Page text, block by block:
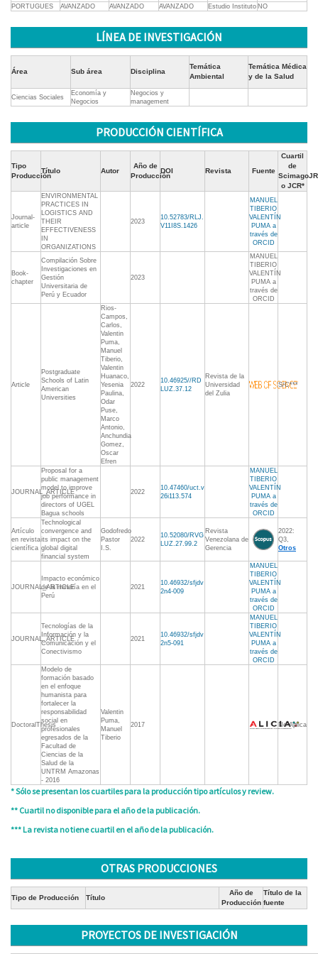
PORTUGUES
AVANZADO AVANZADO AVANZADO Estudio Instituto NO
LÍNEA DE INVESTIGACIÓN
Área Sub área Disciplina
Temática
Ambiental
Temática Médica
y de la Salud
Ciencias Sociales
Economía y
Negocios
Negocios y
management
PRODUCCIÓN CIENTÍFICA
Tipo
Producción
Título Autor
Año de
Producción
DOI Revista Fuente
Cuartil
de
ScimagoJR
o JCR*
Journal-
article
ENVIRONMENTAL
PRACTICES IN
LOGISTICS AND
THEIR
EFFECTIVENESS
IN
ORGANIZATIONS
2023
10.52783/RLJ.
V11I8S.1426
MANUEL
TIBERIO
VALENTÍN
PUMA a
través de
ORCID
Book-
chapter
Compilación Sobre
Investigaciones en
Gestión
Universitaria de
Perú y Ecuador
2023
MANUEL
TIBERIO
VALENTÍN
PUMA a
través de
ORCID
Article
Postgraduate
Schools of Latin
American
Universities
Rios-
Campos,
Carlos,
Valentin
Puma,
Manuel
Tiberio,
Valentin
Huanaco,
Yesenia
Paulina,
Odar
Puse,
Marco
Antonio,
Anchundia
Gomez,
Oscar
Efren
2022
10.46925//RD
LUZ.37.12
Revista de la
Universidad
del Zulia
S/C***
JOURNAL_ARTICLE
Proposal for a
public management
model to improve
job performance in
directors of UGEL
Bagua schools
2022
10.47460/uct.v
26i113.574
MANUEL
TIBERIO
VALENTÍN
PUMA a
través de
ORCID
Artículo
en revista
científica
Technological
convergence and
its impact on the
global digital
financial system
Godofredo
Pastor
I.S.
2022
10.52080/RVG
LUZ.27.99.2
Revista
Venezolana de
Gerencia
2022:
Q3,
Otros
JOURNAL_ARTICLE
Impacto económico
de la minería en el
Perú
2021
10.46932/sfjdv
2n4-009
MANUEL
TIBERIO
VALENTÍN
PUMA a
través de
ORCID
JOURNAL_ARTICLE
Tecnologías de la
Información y la
Comunicación y el
Conectivismo
2021
10.46932/sfjdv
2n5-091
MANUEL
TIBERIO
VALENTÍN
PUMA a
través de
ORCID
DoctoralThesis
Modelo de
formación basado
en el enfoque
humanista para
fortalecer la
responsabilidad
social en
profesionales
egresados de la
Facultad de
Ciencias de la
Salud de la
UNTRM Amazonas
- 2016
Valentin
Puma,
Manuel
Tiberio
2017 No Aplica
* Sólo se presentan los cuartiles para la producción tipo artículos y review.
** Cuartil no disponible para el año de la publicación.
*** La revista no tiene cuartil en el año de la publicación.
OTRAS PRODUCCIONES
Tipo de Producción Título
Año de
Producción
Título de la
fuente
PROYECTOS DE INVESTIGACIÓN